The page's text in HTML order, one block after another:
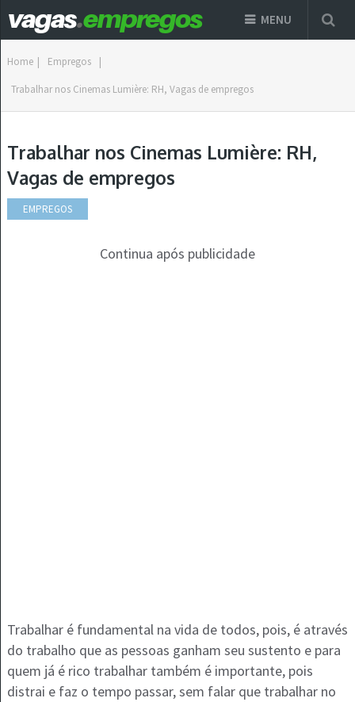
MENU
Home | Empregos |
Trabalhar nos Cinemas Lumière: RH, Vagas de empregos
Trabalhar nos Cinemas Lumière: RH,
Vagas de empregos
EMPREGOS
Continua após publicidade
Trabalhar é fundamental na vida de todos, pois, é através
do trabalho que as pessoas ganham seu sustento e para
quem já é rico trabalhar também é importante, pois
distrai e faz o tempo passar, sem falar que trabalhar no